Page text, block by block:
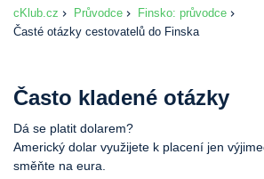
cKlub.cz Průvodce
Finsko: průvodce
Časté otázky cestovatelů do Finska
Často kladené otázky
Dá se platit dolarem?
Americký dolar využijete k placení jen
směňte na eura.